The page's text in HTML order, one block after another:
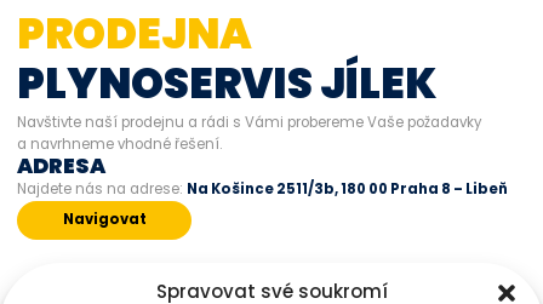
Spravovat své soukromí
PRODEJNA
PLYNOSERVIS JÍLEK
Navštivte naší prodejnu a rádi s Vámi probereme Vaše požadavky
a navrhneme vhodné řešení.
ADRESA
Najdete nás na adrese: Na Košince 2511/3b, 180 00 Praha 8 – Libeň
Navigovat